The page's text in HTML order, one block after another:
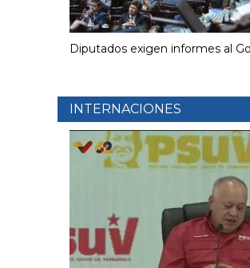
Diputados exigen informes al
INTERNACIONES